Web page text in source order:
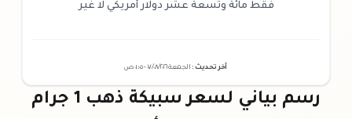
فقط مائة وتسعة عشر دولار أمريكي لا غير
آخر تحديث : الجمعة ٠٧ /٠٨/٢٠٢٦ - ٠١:٠٥ ص
رسم بياني لسعر سبيكة ذهب 1 جرام